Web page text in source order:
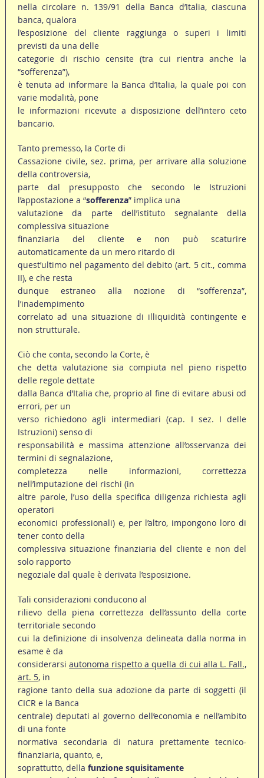
nella circolare n. 139/91 della Banca d’Italia, ciascuna
banca, qualora
l’esposizione del cliente raggiunga o superi i limiti
previsti da una delle
categorie di rischio censite (tra cui rientra anche la
“sofferenza”),
è tenuta ad informare la Banca d’Italia, la quale poi con
varie modalità, pone
le informazioni ricevute a disposizione dell’intero ceto
bancario.
Tanto premesso, la Corte di
Cassazione civile, sez. prima, per arrivare alla soluzione
della controversia,
parte dal presupposto che secondo le Istruzioni
l’appostazione a “sofferenza” implica una
valutazione da parte dell’istituto segnalante della
complessiva situazione
finanziaria del cliente e non può scaturire
automaticamente da un mero ritardo di
quest’ultimo nel pagamento del debito (art. 5 cit., comma
II), e che resta
dunque estraneo alla nozione di “sofferenza”,
l’inadempimento
correlato ad una situazione di illiquidità contingente e
non strutturale.
Ciò che conta, secondo la Corte, è
che detta valutazione sia compiuta nel pieno rispetto
delle regole dettate
dalla Banca d’Italia che, proprio al fine di evitare abusi od
errori, per un
verso richiedono agli intermediari (cap. I sez. I delle
Istruzioni) senso di
responsabilità e massima attenzione all’osservanza dei
termini di segnalazione,
completezza nelle informazioni, correttezza
nell’imputazione dei rischi (in
altre parole, l’uso della specifica diligenza richiesta agli
operatori
economici professionali) e, per l’altro, impongono loro di
tener conto della
complessiva situazione finanziaria del cliente e non del
solo rapporto
negoziale dal quale è derivata l’esposizione.
Tali considerazioni conducono al
rilievo della piena correttezza dell’assunto della corte
territoriale secondo
cui la definizione di insolvenza delineata dalla norma in
esame è da
considerarsiautonoma rispetto a quella di cui alla L. Fall.,
art. 5, in
ragione tanto della sua adozione da parte di soggetti (il
CICR e la Banca
centrale) deputati al governo dell’economia e nell’ambito
di una fonte
normativa secondaria di natura prettamente tecnico-
finanziaria, quanto, e,
soprattutto, della funzione squisitamente